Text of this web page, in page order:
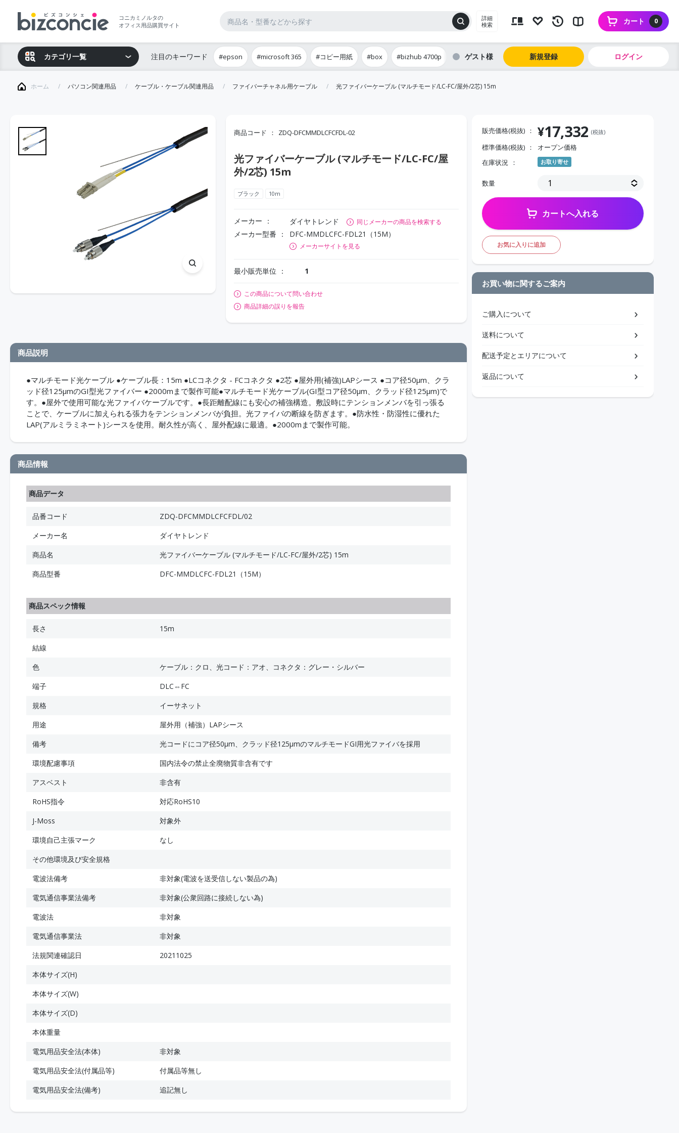
コニカミノルタの
オフィス用品購買サイト
詳細
検索
0
カート
カテゴリ一覧 注目のキーワード #epson #microsoft 365 #コピー用紙 #box #bizhub 4700p ゲスト 新規登録 ログイン
ホーム パソコン関連用品 ケーブル・ケーブル関連用品 ファイバーチャネル用ケーブル 光ファイバーケーブル (マルチモード/LC-FC/屋外/2芯) 15m
商品コード ZDQ-DFCMMDLCFCFDL-02
光ファイバーケーブル (マルチモード/LC-FC/屋
外/2芯) 15m
ブラック 10m
メーカー ダイヤトレンド 同じメーカーの商品を検索する
メーカー型番 DFC-MMDLCFC-FDL21（15M）
メーカーサイトを見る
最小販売単位 1
この商品について問い合わせ
商品詳細の誤りを報告
商品説明
●マルチモード光ケーブル ●ケーブル長：15m ●LCコネクタ - FCコネクタ ●2芯 ●屋外用(補強)LAPシース ●コア径50μm、クラ
ッド径125μmのGI型光ファイバー ●2000mまで製作可能●マルチモード光ケーブル(GI型コア径50μm、クラッド径125μm)で
す。●屋外で使用可能な光ファイバケーブルです。●長距離配線にも安心の補強構造。敷設時にテンションメンバを引っ張る
ことで、ケーブルに加えられる張力をテンションメンバが負担。光ファイバの断線を防ぎます。●防水性・防湿性に優れた
LAP(アルミラミネート)シースを使用。耐久性が高く、屋外配線に最適。●2000mまで製作可能。
商品情報
商品データ
品番コード
ZDQ-DFCMMDLCFCFDL/02
メーカー名
ダイヤトレンド
商品名
光ファイバーケーブル (マルチモード/LC-FC/屋外/2芯) 15m
商品型番
DFC-MMDLCFC-FDL21（15M）
商品スペック情報
長さ
15m
結線
色
ケーブル：クロ、光コード：アオ、コネクタ：グレー・シルバー
端子
DLC⇔FC
規格
イーサネット
用途
屋外用（補強）LAPシース
備考
光コードにコア径50μm、クラッド径125μmのマルチモードGI用光ファイバを採用
環境配慮事項
国内法令の禁止全廃物質非含有です
アスベスト
非含有
RoHS指令
対応RoHS10
J-Moss
対象外
環境自己主張マーク
なし
その他環境及び安全規格
電波法備考
非対象(電波を送受信しない製品の為)
電気通信事業法備考
非対象(公衆回路に接続しない為)
電波法
非対象
電気通信事業法
非対象
法規関連確認日
20211025
本体サイズ(H)
本体サイズ(W)
本体サイズ(D)
本体重量
電気用品安全法(本体)
非対象
電気用品安全法(付属品等)
付属品等無し
電気用品安全法(備考)
追記無し
販売価格(税抜) ¥17,332 (税抜)
標準価格(税抜)
オープン価格
在庫状況
お取り寄せ
数量
カートへ入れる
お気に入りに追加
お買い物に関するご案内
ご購入について
送料について
配送予定とエリアについて
返品について